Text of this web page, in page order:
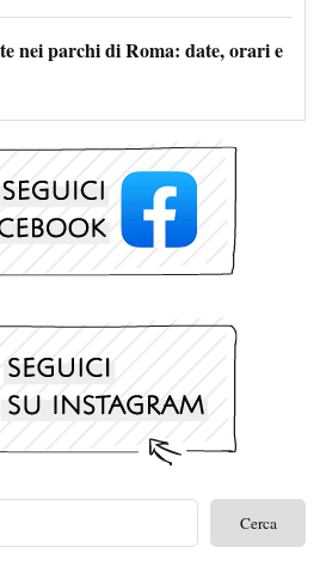
nei parchi di Roma: date, orari e